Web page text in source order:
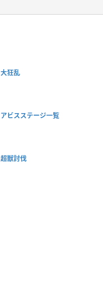
大狂乱
アビスステージ一覧
超獣討伐